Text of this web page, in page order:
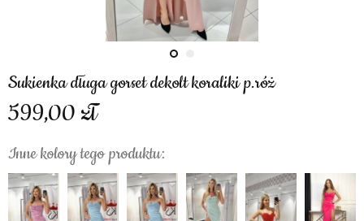
Sukienka długa gorset dekolt koraliki p.róż
599,00
Inne kolory tego produktu: